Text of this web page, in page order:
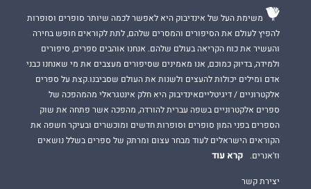
משימת העל של אינדיבוק היא לאפשר לכמה שיותר סופרים וסופרות
להפיץ לעולם את הסיפורים והמסרים שלהם, לתת לקוראים חופש בחירה
והעשיר את כוח הקריאה בעולם שלהם. אנחנו אוהבים ספרים, סיפורים
ולמידה, בדיוק כמוכם, אנו מאמינים שסיפורים מעצבים את מי שאנחנו כבני
אדם ומילים יכולות להעצים ולשנות את העולם שסביבנו.קצת על ספרים
אלקטרוניים / דיגיטלייםאינדיבוק היא חלק אינטגראלי מהמהפכה של
ספרים אלקטרוניים בשפה עברית להורדה, מהפכה אשר פתחה את שוק
הספרים בפני המון סופרים וסופרות חדשים ומוכשרים ובעיקר חשפה את
הקוראים הישראלים לעוד מבחר עצום ומרתק של ספרים בשלל נושאים
וז'אנרים.
קרא עוד
יצירת קשר